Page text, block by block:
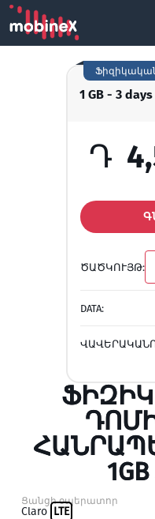
1 GB - 3 days
Դ
ԾԱԾԿՈՒՅԹ:
DATA:
Ցանցի օպերատոր
Claro LTE